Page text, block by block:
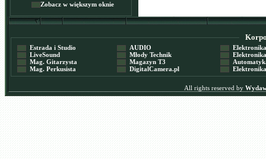
Zobacz w większym oknie
Estrada i Studio
LiveSound
Mag. Gitarzysta
Mag. Perkusista
AUDIO
Młody Technik
Magazyn T3
DigitalCamera.pl
Elektronika
Elektronika
Automatyka
Elektronika
All rights reserved by